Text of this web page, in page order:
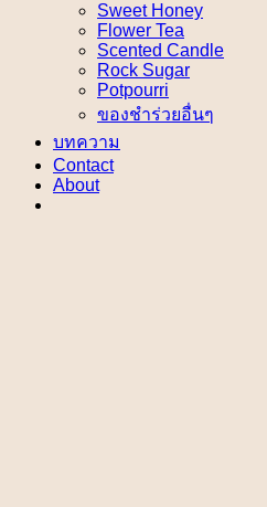
Sweet Honey
Flower Tea
Scented Candle
Rock Sugar
Potpourri
ของชำร่วยอื่นๆ
บทความ
Contact
About